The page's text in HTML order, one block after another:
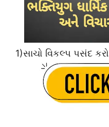
1)સાચો વિકલ્પ પસંદ કરો